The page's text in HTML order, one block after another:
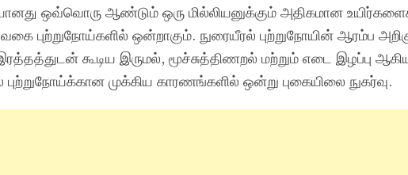
ஒவ்வொரு ஆண்டும் ஒரு மில்லியனுக்கும் அதிகமான
புற்றுநோய்களில் ஒன்றாகும். நுரையீரல் புற்றுநோயின் ஆரம்ப
இரத்தத்துடன் கூடிய இருமல், மூச்சுத்திணறல் மற்றும் எடை இழப்பு
முக்கிய காரணங்களில் ஒன்று புகையிலை நுகர்வு.